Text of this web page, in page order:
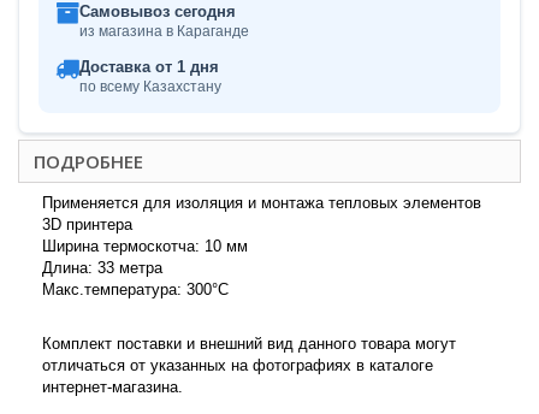
Самовывоз сегодня
из магазина в Караганде
Доставка от 1 дня
по всему Казахстану
ПОДРОБНЕЕ
Применяется для изоляция и монтажа тепловых элементов
3D принтера
Ширина термоскотча: 10 мм
Длина: 33 метра
Макс.температура: 300°С
Комплект поставки и внешний вид данного товара могут
отличаться от указанных на фотографиях в каталоге
интернет-магазина.